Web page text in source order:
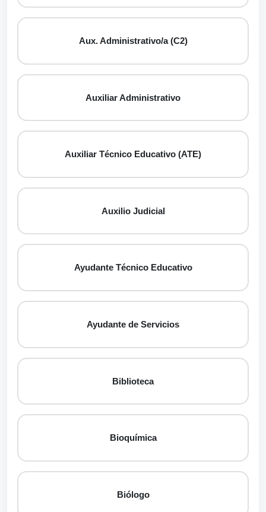
Aux. Administrativo/a (C2)
Auxiliar Administrativo
Auxiliar Técnico Educativo (ATE)
Auxilio Judicial
Ayudante Técnico Educativo
Ayudante de Servicios
Biblioteca
Bioquímica
Biólogo